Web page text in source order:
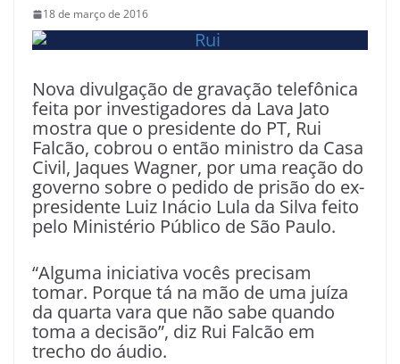
18 de março de 2016
Nova divulgação de gravação telefônica
feita por investigadores da Lava Jato
mostra que o presidente do PT, Rui
Falcão, cobrou o então ministro da Casa
Civil, Jaques Wagner, por uma reação do
governo sobre o pedido de prisão do ex-
presidente Luiz Inácio Lula da Silva feito
pelo Ministério Público de São Paulo.
“Alguma iniciativa vocês precisam
tomar. Porque tá na mão de uma juíza
da quarta vara que não sabe quando
toma a decisão”, diz Rui Falcão em
trecho do áudio.